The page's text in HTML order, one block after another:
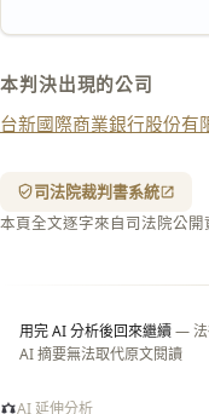
本判決出現的公司
台新國際商業銀行股份有
司法院裁判書系統
本頁全文逐字來自司法院公
用完 AI 分析後回來繼續— 法
AI 摘要無法取代原文閱讀
AI 延伸分析